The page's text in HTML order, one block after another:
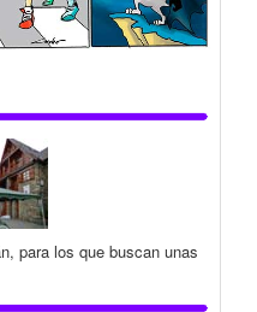
para los que buscan unas